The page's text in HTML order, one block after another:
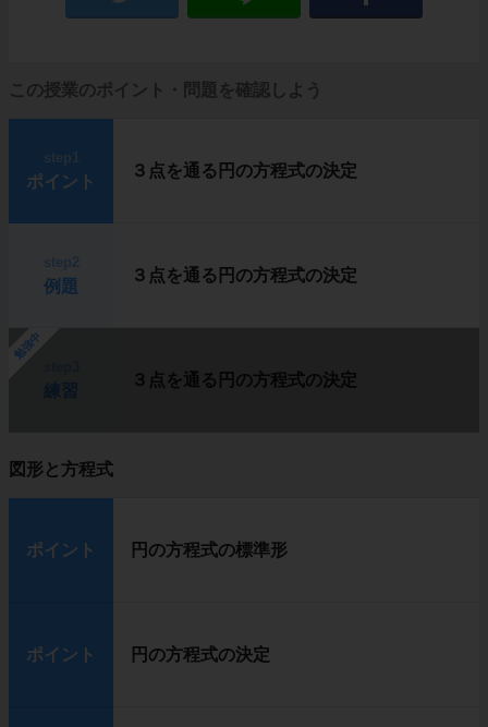
この授業のポイント・問題を確認しよう
ポイント
３点を通る円の方程式の決定
例題
３点を通る円の方程式の決定
勉強中
３点を通る円の方程式の決定
図形と方程式
ポイント 円の方程式の標準形
ポイント 円の方程式の決定